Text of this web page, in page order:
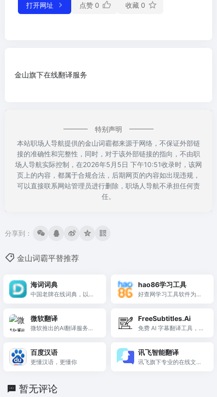
打开网址 点赞 0 收藏 0
金山旗下在线翻译服务
特别声明
本站职场人导航提供的金山词霸都来源于网络，不保证外部链
接的准确性和完整性，同时，对于该外部链接的指向，不由职
场人导航实际控制，在2026年5月5日 下午10:51收录时，该网
页上的内容，都属于合规合法，后期网页的内容如出现违规，
可以直接联系网站管理员进行删除，职场人导航不承担任何责
任。
分享到：
金山词霸平替推荐
海词词典
中国老牌在线词典，以海
备考和教学利器。
hao86学习工具
好查网学习工具软件为大
查询，世界时间，列车时
刻表，灵签测算，歇后
望对您有所帮助。
微软翻译
微软推出的AI翻译服务，
态，支持多人多语言实时
会话翻译和离线翻译。
FreeSubtitles.Ai
免费 AI 字幕翻译工具，支
适合视频创作者。
百度汉语
更懂汉语，更懂你
讯飞智能翻译
讯飞旗下专业的在线文档
暂无评论